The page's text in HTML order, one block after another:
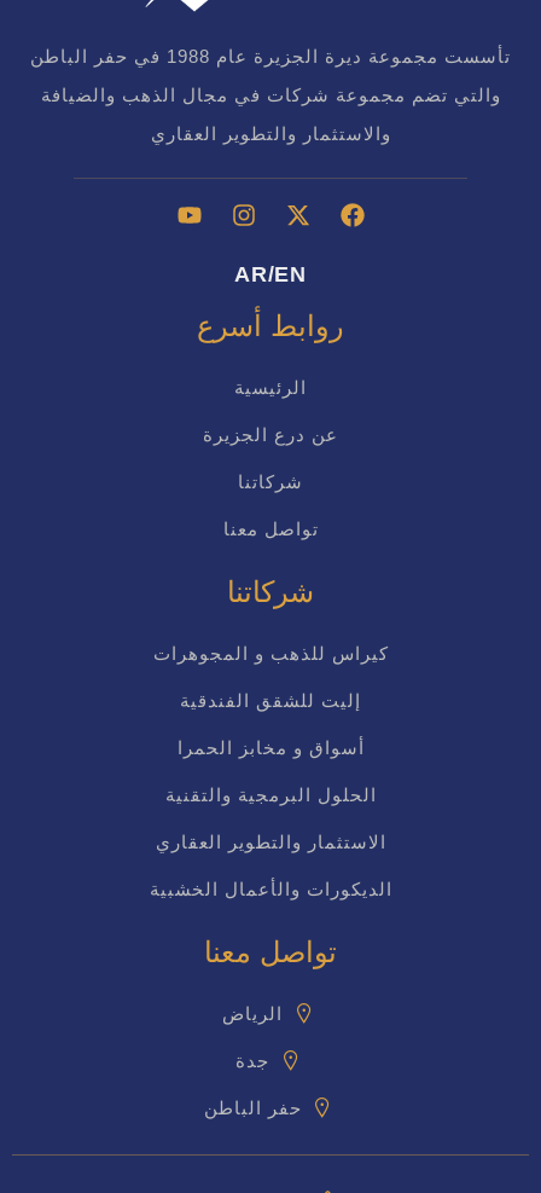
تأسست مجموعة ديرة الجزيرة عام 1988 في حفر الباطن
والتي تضم مجموعة شركات في مجال الذهب والضيافة
والاستثمار والتطوير العقاري
EN
/
AR
روابط أسرع
الرئيسية
عن درع الجزيرة
شركاتنا
تواصل معنا
شركاتنا
كيراس للذهب و المجوهرات
إليت للشقق الفندقية
أسواق و مخابز الحمرا
الحلول البرمجية والتقنية
الاستثمار والتطوير العقاري
الديكورات والأعمال الخشبية
تواصل معنا
الرياض
جدة
حفر الباطن